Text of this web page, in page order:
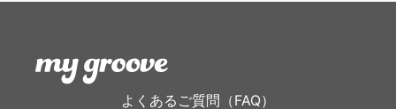
よくあるご質問（FAQ）